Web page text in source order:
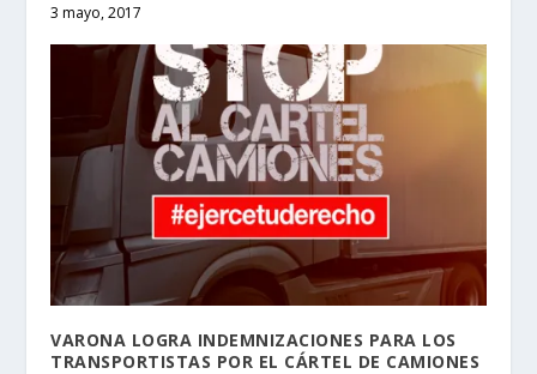
3 mayo, 2017
VARONA LOGRA INDEMNIZACIONES PARA LOS
TRANSPORTISTAS POR EL CÁRTEL DE CAMIONES